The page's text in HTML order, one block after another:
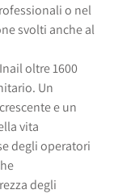
o nel
svolti anche al
oltre 1600
Un
e un
vita
degli operatori
degli